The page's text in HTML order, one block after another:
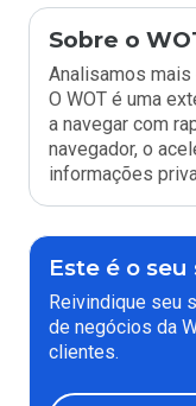
Sobre o
Analisamos
O WOT é uma
a navegar com
navegador, o
informações
Este é o seu
Reivindique seu
de negócios da
clientes.